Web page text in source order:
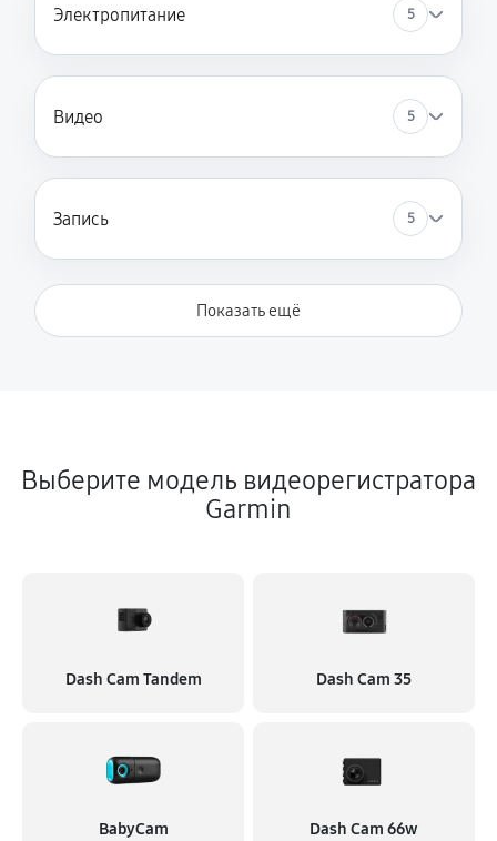
Электропитание 5
Видео 5
Запись 5
Показать ещё
Выберите модель видеорегистратора
Garmin
Dash Cam Tandem Dash Cam 35
BabyCam Dash Cam 66w